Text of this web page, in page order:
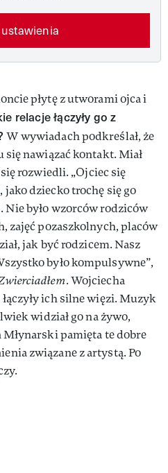
płytę z utworami ojca i
relacje łączyły go z
W wywiadach podkreślał, że
się nawiązać kontakt. Miał
rozwiedli. „Ojciec się
jako dziecko trochę się go
Nie było wzorców rodziców
zajęć pozaszkolnych, placów
jak być rodzicem. Nasz
było kompulsywne”,
. Wojciecha
ich silne więzi. Muzyk
widział go na żywo,
Młynarski pamięta te dobre
związane z artystą. Po